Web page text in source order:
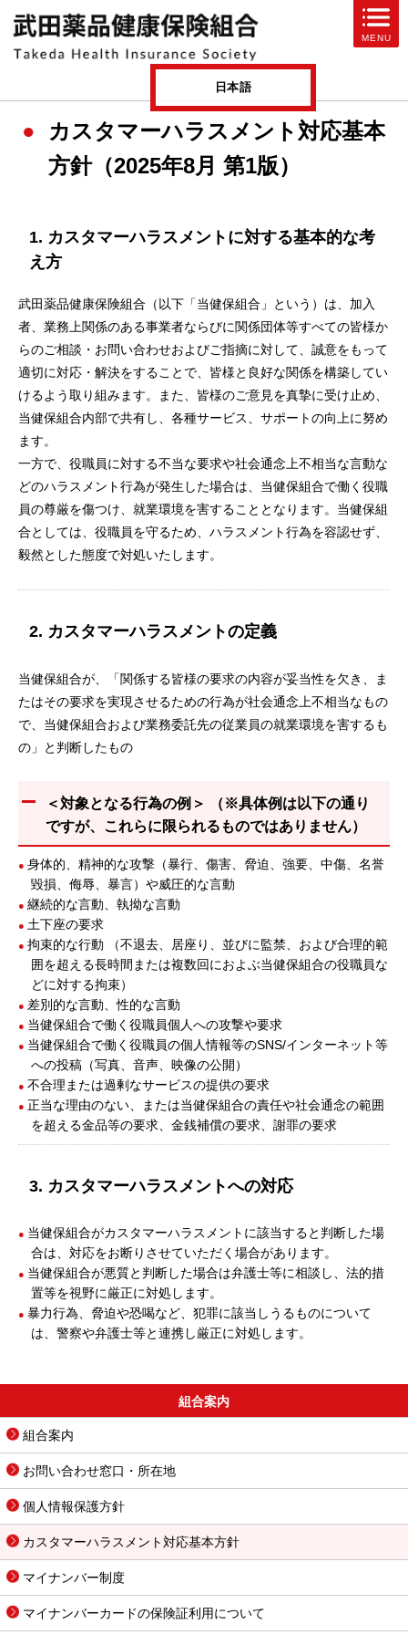
MENU
カスタマーハラスメント対応基本
方針（2025年8月 第1版）
1. カスタマーハラスメントに対する基本的な考
え方
武田薬品健康保険組合（以下「当健保組合」という）は、加入
者、業務上関係のある事業者ならびに関係団体等すべての皆様か
らのご相談・お問い合わせおよびご指摘に対して、誠意をもって
適切に対応・解決をすることで、皆様と良好な関係を構築してい
けるよう取り組みます。また、皆様のご意見を真摯に受け止め、
当健保組合内部で共有し、各種サービス、サポートの向上に努め
ます。
一方で、役職員に対する不当な要求や社会通念上不相当な言動な
どのハラスメント行為が発生した場合は、当健保組合で働く役職
員の尊厳を傷つけ、就業環境を害することとなります。当健保組
合としては、役職員を守るため、ハラスメント行為を容認せず、
毅然とした態度で対処いたします。
2. カスタマーハラスメントの定義
当健保組合が、「関係する皆様の要求の内容が妥当性を欠き、ま
たはその要求を実現させるための行為が社会通念上不相当なもの
で、当健保組合および業務委託先の従業員の就業環境を害するも
の」と判断したもの
＜対象となる行為の例＞ （※具体例は以下の通り
ですが、これらに限られるものではありません）
身体的、精神的な攻撃（暴行、傷害、脅迫、強要、中傷、名誉
毀損、侮辱、暴言）や威圧的な言動
継続的な言動、執拗な言動
土下座の要求
拘束的な行動 （不退去、居座り、並びに監禁、および合理的範
囲を超える長時間または複数回におよぶ当健保組合の役職員な
どに対する拘束）
差別的な言動、性的な言動
当健保組合で働く役職員個人への攻撃や要求
当健保組合で働く役職員の個人情報等のSNS/インターネット等
への投稿（写真、音声、映像の公開）
不合理または過剰なサービスの提供の要求
正当な理由のない、または当健保組合の責任や社会通念の範囲
を超える金品等の要求、金銭補償の要求、謝罪の要求
3. カスタマーハラスメントへの対応
当健保組合がカスタマーハラスメントに該当すると判断した場
合は、対応をお断りさせていただく場合があります。
当健保組合が悪質と判断した場合は弁護士等に相談し、法的措
置等を視野に厳正に対処します。
暴力行為、脅迫や恐喝など、犯罪に該当しうるものについて
は、警察や弁護士等と連携し厳正に対処します。
組合案内
組合案内
お問い合わせ窓口・所在地
個人情報保護方針
カスタマーハラスメント対応基本方針
マイナンバー制度
マイナンバーカードの保険証利用について
日本語